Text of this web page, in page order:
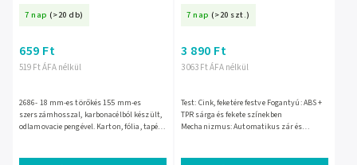
7 nap (>20 db)
519 Ft ÁFA nélkül
659 Ft
2686- 18 mm-es törőkés 155 mm-es
szerszámhosszal, karbonacélból készült,
odlamovacie pengével. Karton, fólia, tapéta
7 nap (>20 szt.)
3 063 Ft ÁFA nélkül
3 890 Ft
Test: Cink, feketére festve Fogantyú: ABS +
TPR sárga és fekete színekben
Mechanizmus: Automatikus zár és